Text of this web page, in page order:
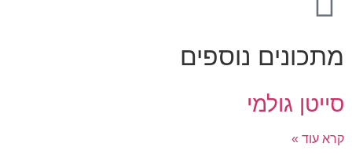
מתכונים נוספים
סייטן גולמי
קרא עוד »